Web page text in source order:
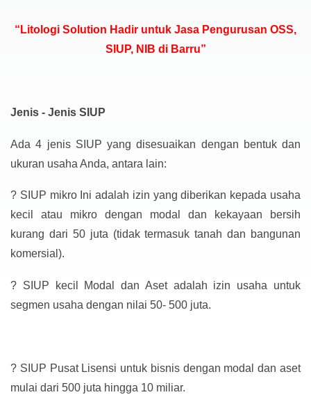
“Litologi Solution Hadir untuk Jasa Pengurusan OSS,
SIUP, NIB di Barru”
Jenis - Jenis SIUP
Ada 4 jenis SIUP yang disesuaikan dengan bentuk dan
ukuran usaha Anda, antara lain:
? SIUP mikro Ini adalah izin yang diberikan kepada usaha
kecil atau mikro dengan modal dan kekayaan bersih
kurang dari 50 juta (tidak termasuk tanah dan bangunan
komersial).
? SIUP kecil Modal dan Aset adalah izin usaha untuk
segmen usaha dengan nilai 50- 500 juta.
? SIUP Pusat Lisensi untuk bisnis dengan modal dan aset
mulai dari 500 juta hingga 10 miliar.